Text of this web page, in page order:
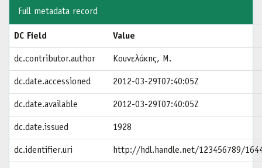
Full metadata record
DC Field Value
dc.contributor.author Κουνελάκης, Μ.
dc.date.accessioned 2012-03-29T07:40:05Z
dc.date.available 2012-03-29T07:40:05Z
dc.date.issued 1928
dc.identifier.uri http://hdl.handle.net/123456789/